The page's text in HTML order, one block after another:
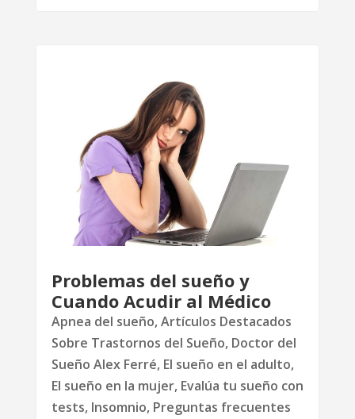
Problemas del sueño y
Cuando Acudir al Médico
Apnea del sueño,Artículos Destacados
Sobre Trastornos del Sueño, Doctor del
Sueño Alex Ferré, El sueño en el adulto,
El sueño en la mujer, Evalúa tu sueño con
tests, Insomnio, Preguntas frecuentes